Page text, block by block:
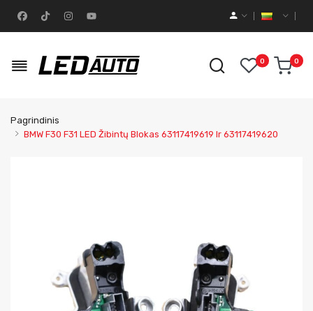
0 0
Pagrindinis
BMW F30 F31 LED Žibintų Blokas 63117419619 Ir 63117419620